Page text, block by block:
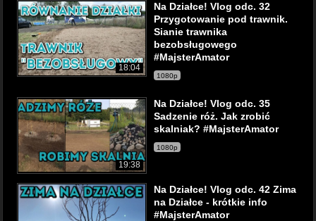
18:04
Na Działce! Vlog odc. 32
Przygotowanie pod trawnik.
Sianie trawnika
bezobsługowego
#MajsterAmator
1080p
19:38
Na Działce! Vlog odc. 35
Sadzenie róż. Jak zrobić
skalniak? #MajsterAmator
1080p
Na Działce! Vlog odc. 42 Zima
na Działce - krótkie info
#MajsterAmator